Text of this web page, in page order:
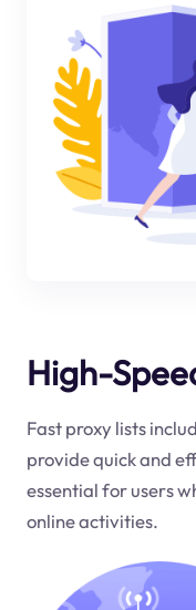
High-
Fast proxy lists
provide quick and
essential for users
online activities.